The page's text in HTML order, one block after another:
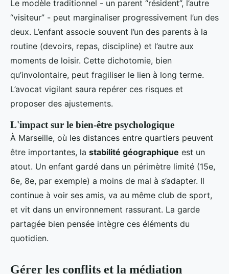
Le modèle traditionnel - un parent “résident”, l’autre
“visiteur” - peut marginaliser progressivement l’un des
deux. L’enfant associe souvent l’un des parents à la
routine (devoirs, repas, discipline) et l’autre aux
moments de loisir. Cette dichotomie, bien
qu’involontaire, peut fragiliser le lien à long terme.
L’avocat vigilant saura repérer ces risques et
proposer des ajustements.
L'impact sur le bien-être psychologique
À Marseille, où les distances entre quartiers peuvent
être importantes, la stabilité géographique est un
atout. Un enfant gardé dans un périmètre limité (15e,
6e, 8e, par exemple) a moins de mal à s’adapter. Il
continue à voir ses amis, va au même club de sport,
et vit dans un environnement rassurant. La garde
partagée bien pensée intègre ces éléments du
quotidien.
Gérer les conflits et la médiation